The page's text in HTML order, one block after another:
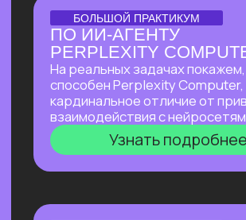
АВТОМАТИЗАЦИИ НА N8N
Расскажем всепро сверхпопулярный
инструмент, бесплатно и без каких-
либо проблем работающий в РФ.
Соберем видео-контент-завод
с помощью n8n и Veo 3, который
в режиме реального времени
создаеттрендовые видео на основе
текстового описания.
Узнать подробнее
ЛЕКЦИЯ, КОТОРАЯ
ПЕРЕВЕРНЕТ ВАШЕ